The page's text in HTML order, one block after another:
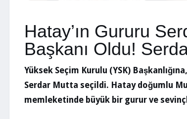
Hatay’ın Gururu
Başkanı Oldu!
Yüksek Seçim Kurulu (YSK)
Serdar Mutta seçildi. Hatay doğumlu
memleketinde büyük bir gurur ve